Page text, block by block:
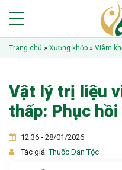
Trang chủ » Xương khớp » Viêm
Vật lý trị liệu
thấp: Phục
12:36 - 28/01/2026
Tác giả:Thuốc Dân Tộc